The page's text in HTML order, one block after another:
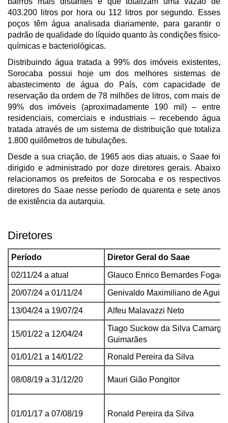
403.200 litros por hora ou 112 litros por segundo. Esses
poços têm água analisada diariamente, para garantir o
padrão de qualidade do líquido quanto às condições físico-
químicas e bacteriológicas.
Distribuindo água tratada a 99% dos imóveis existentes,
Sorocaba possui hoje um dos melhores sistemas de
abastecimento de água do País, com capacidade de
reservação da ordem de 78 milhões de litros, com mais de
99% dos imóveis (aproximadamente 190 mil) – entre
residenciais, comerciais e industriais – recebendo água
tratada através de um sistema de distribuição que totaliza
1.800 quilômetros de tubulações.
Desde a sua criação, de 1965 aos dias atuais, o Saae foi
dirigido e administrado por doze diretores gerais. Abaixo
relacionamos os prefeitos de Sorocaba e os respectivos
diretores do Saae nesse período de quarenta e sete anos
de existência da autarquia.
Diretores
Período Diretor Geral do Saae
02/11/24 a atual Glauco Enrico Bernardes Fogaça
20/07/24 a 01/11/24 Genivaldo Maximiliano de Aguiar
13/04/24 a 19/07/24 Alfeu Malavazzi Neto
15/01/22 a 12/04/24
Tiago Suckow da Silva Camargo
Guimarães
01/01/21 a 14/01/22 Ronald Pereira da Silva
08/08/19 a 31/12/20 Mauri Gião Pongitor
01/01/17 a 07/08/19 Ronald Pereira da Silva